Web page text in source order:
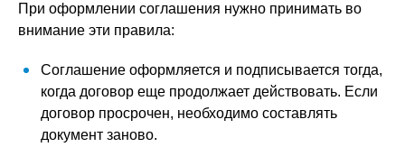
При оформлении соглашения нужно принимать во
внимание эти правила:
Соглашение оформляется и подписывается тогда,
когда договор еще продолжает действовать. Если
договор просрочен, необходимо составлять
документ заново.